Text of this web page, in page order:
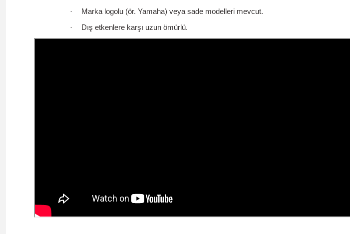
·
Marka logolu (ör. Yamaha) veya sade modelleri mevcut.
·
Dış etkenlere karşı uzun ömürlü.